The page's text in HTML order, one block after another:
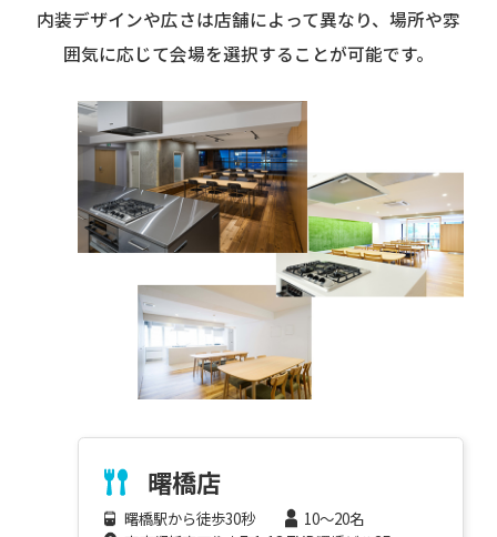
内装デザインや広さは店舗によって異なり、場所や雰
囲気に応じて会場を選択することが可能です。
曙橋店
曙橋駅から徒歩30秒
10～20名